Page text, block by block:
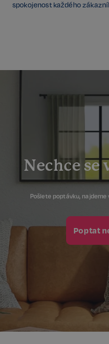
spokojenost každého
Nechce se
Pošlete poptávku,
Poptat